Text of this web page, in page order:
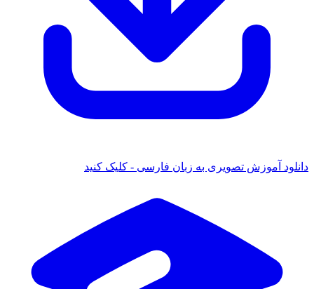
دانلود آموزش تصویری به زبان فارسی - کلیک کنید